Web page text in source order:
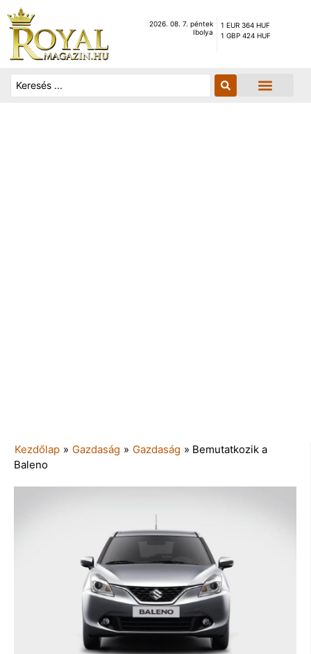
2026. 08. 7. péntek
Ibolya
1 EUR 364 HUF
1 GBP 424 HUF
Kezdőlap » Gazdaság » Gazdaság » Bemutatkozik a
Baleno